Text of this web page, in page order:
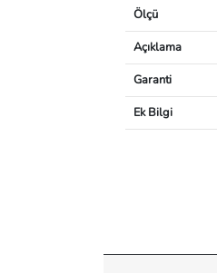
Ölçü
Açıklama
Garanti
Ek Bilgi